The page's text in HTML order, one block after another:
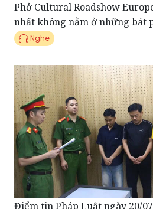
Nghe
Điểm tin Pháp Luật ngày 20/
nghiệm vật liệu xây dựng,
Sơn La bị bắt